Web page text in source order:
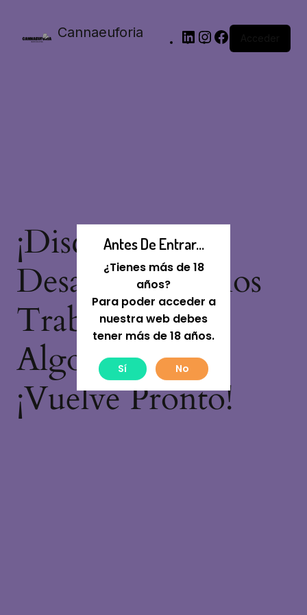
Antes De Entrar...
¿Tienes más de 18
años?
Para poder acceder a
nuestra web debes
tener más de 18 años.
Sí No
Cannaeuforia
¡Disculpa Este
Desastre! Estamos
Trabajando En
Algo Increíble,
¡vuelve Pronto!